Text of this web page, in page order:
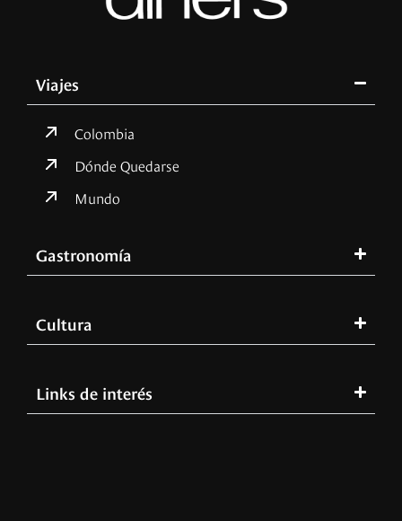
Viajes
Colombia
Dónde Quedarse
Mundo
Gastronomía
Cultura
Links de interés